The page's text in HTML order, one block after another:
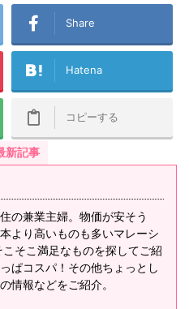
Share
Hatena
コピーする
新記事
の兼業主婦。物価が安そう
より高いものも多いマレーシ
そこ満足なものを探してご紹
ぱコスパ！その他ちょっとし
情報などをご紹介。